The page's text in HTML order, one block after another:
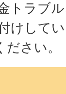
トラブ
けして
さい。